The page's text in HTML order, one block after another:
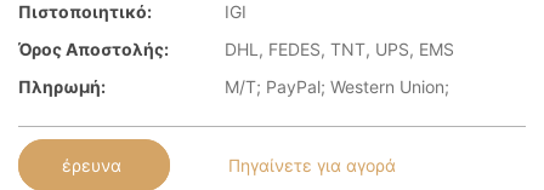
Πιστοποιητικό:
IGI
Όρος Αποστολής:
DHL, FEDES, TNT, UPS, EMS
Πληρωμή:
Μ/Τ; PayPal; Western Union;
έρευνα Πηγαίνετε για αγορά